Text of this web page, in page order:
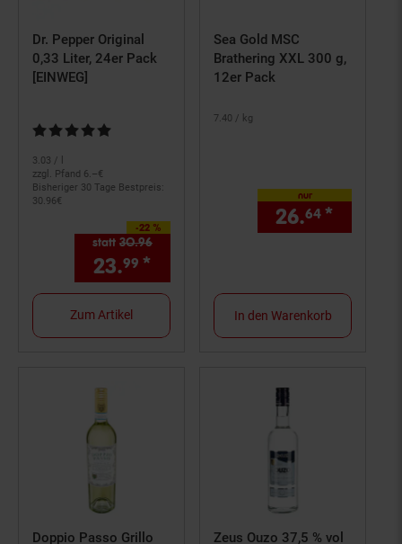
Dr. Pepper Original
0,33 Liter, 24er Pack
[EINWEG]
Kundenbewertung: 5 von 5 Sternen
3.03 / l
zzgl. Pfand 6.–€
Bisheriger 30 Tage Bestpreis:
30.96€
-22 %
Sie Sparen 22 Prozent,
statt 30.96
23.99 *
Zum Artikel
Sea Gold MSC
Brathering XXL 300 g,
12er Pack
7.40 / kg
nur
26.64 *
In den Warenkorb
Doppio Passo Grillo
Zeus Ouzo 37,5 % vol